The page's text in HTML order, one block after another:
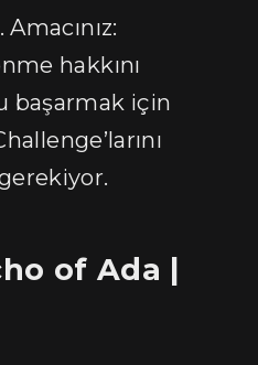
hakkını
başarmak için
of Ada |